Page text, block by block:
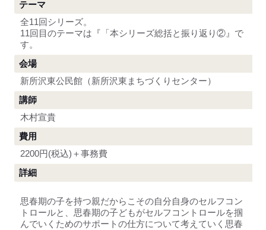
テーマ
全11回シリーズ。
11回目のテーマは『「本シリーズ総括と振り返り②』で
す。
会場
新所沢東公民館（新所沢東まちづくりセンター）
講師
木村宣貴
費用
2200円(税込)＋事務費
詳細
思春期の子を持つ親だからこその自分自身のセルフコン
トロールと、思春期の子どもがセルフコントロールを掴
んでいくためのサポートの仕方について考えていく思春